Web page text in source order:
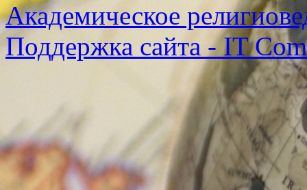
Академическое
Поддержка сайта - IT